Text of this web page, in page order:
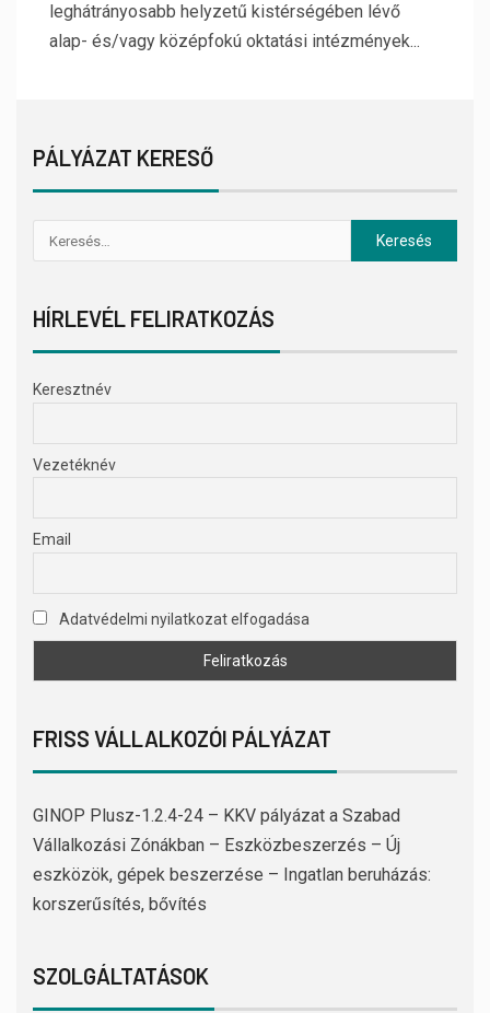
leghátrányosabb helyzetű kistérségében lévő
alap- és/vagy középfokú oktatási intézmények...
PÁLYÁZAT KERESŐ
HÍRLEVÉL FELIRATKOZÁS
Keresztnév
Vezetéknév
Email
Adatvédelmi nyilatkozat elfogadása
FRISS VÁLLALKOZÓI PÁLYÁZAT
GINOP Plusz-1.2.4-24 – KKV pályázat a Szabad
Vállalkozási Zónákban – Eszközbeszerzés – Új
eszközök, gépek beszerzése – Ingatlan beruházás:
korszerűsítés, bővítés
SZOLGÁLTATÁSOK